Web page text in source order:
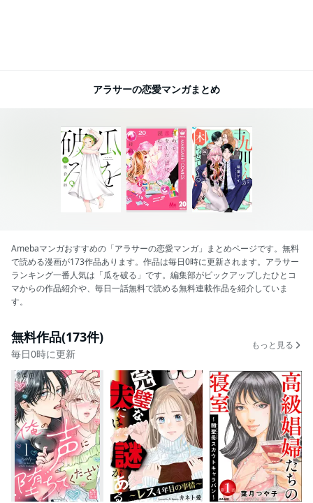
アラサーの恋愛マンガまとめ
Amebaマンガおすすめの「アラサーの恋愛マンガ」まとめページです。無料
で読める漫画が173作品あります。作品は毎日0時に更新されます。アラサー
ランキング一番人気は「瓜を破る」です。編集部がピックアップしたひとコ
マからの作品紹介や、毎日一話無料で読める無料連載作品を紹介していま
す。
無料作品(173件)
毎日0時に更新
もっと見る